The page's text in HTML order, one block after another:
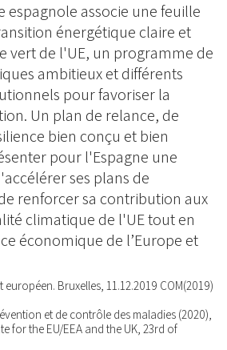
espagnole associe une feuille
énergétique claire et
vert de l'UE, un programme de
ambitieux et différents
pour favoriser la
Un plan de relance, de
bien conçu et bien
pour l'Espagne une
ses plans de
renforcer sa contribution aux
climatique de l'UE tout en
économique de l’Europe et
européen. Bruxelles, 11.12.2019 COM(2019)
et de contrôle des maladies (2020),
for the EU/EEA and the UK, 23rd of